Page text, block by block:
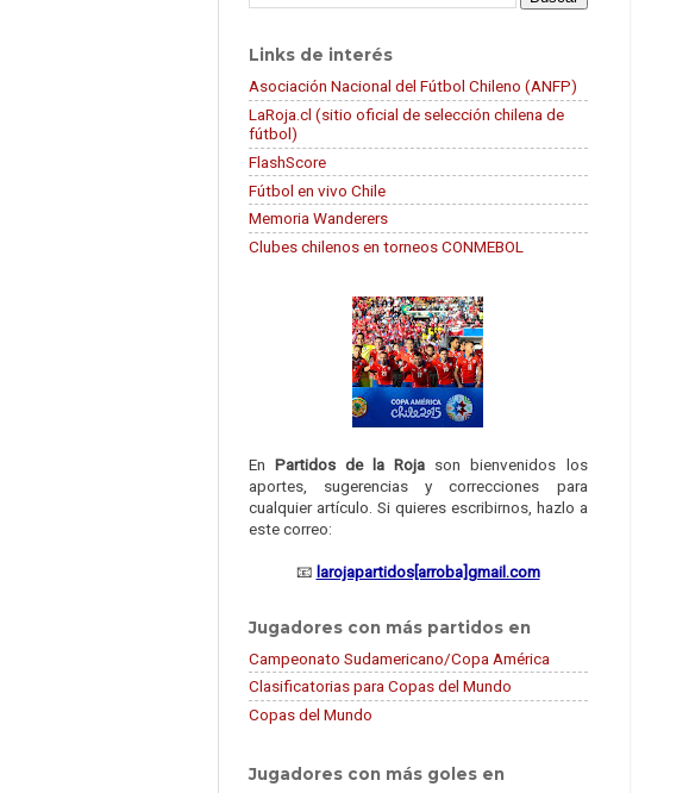
Links de interés
Asociación Nacional del Fútbol Chileno (ANFP)
LaRoja.cl (sitio oficial de selección chilena de
fútbol)
FlashScore
Fútbol en vivo Chile
Memoria Wanderers
Clubes chilenos en torneos CONMEBOL
En Partidos de la Roja son bienvenidos los
aportes, sugerencias y correcciones para
cualquier artículo. Si quieres escribirnos, hazlo a
este correo:
📧 larojapartidos[arroba]gmail.com
Jugadores con más partidos en
Campeonato Sudamericano/Copa América
Clasificatorias para Copas del Mundo
Copas del Mundo
Jugadores con más goles en